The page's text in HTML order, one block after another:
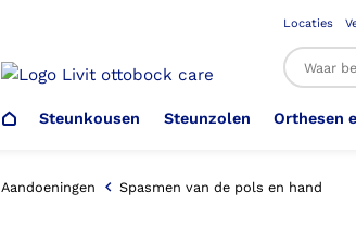
Locaties
Steunkousen Steunzolen Orthesen
Aandoeningen Spasmen van de pols en hand